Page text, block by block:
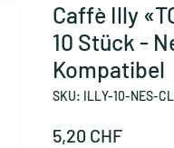
Caffè Illy
10 Stück -
Kompatibel
SKU: ILLY-10-NES-
5,20 CHFPrezzo